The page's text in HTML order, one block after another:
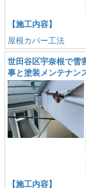
【施工内容】
屋根カバー工法
世田谷区宇奈根で雪
事と塗装メンテナン
【施工内容】